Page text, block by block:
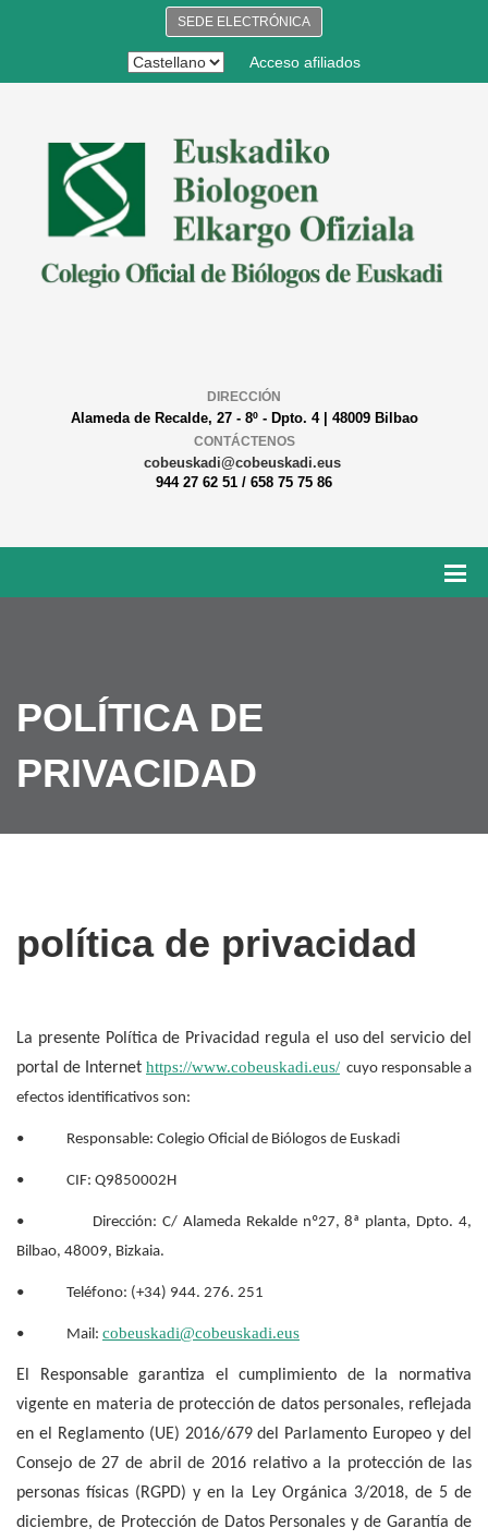
SEDE ELECTRÓNICA
Acceso afiliados
DIRECCIÓN
Alameda de Recalde, 27 - 8º - Dpto. 4 | 48009 Bilbao
CONTÁCTENOS
cobeuskadi@cobeuskadi.eus
944 27 62 51 / 658 75 75 86
POLÍTICA DE
PRIVACIDAD
política de privacidad
La presente Política de Privacidad regula el uso del servicio del
portal de Internet https://www.cobeuskadi.eus/ cuyo responsable a
efectos identificativos son:
• Responsable: Colegio Oficial de Biólogos de Euskadi
• CIF: Q9850002H
• Dirección: C/ Alameda Rekalde nº27, 8ª planta, Dpto. 4,
Bilbao, 48009, Bizkaia.
• Teléfono: (+34) 944. 276. 251
• Mail: cobeuskadi@cobeuskadi.eus
El Responsable garantiza el cumplimiento de la normativa
vigente en materia de protección de datos personales, reflejada
en el Reglamento (UE) 2016/679 del Parlamento Europeo y del
Consejo de 27 de abril de 2016 relativo a la protección de las
personas físicas (RGPD) y en la Ley Orgánica 3/2018, de 5 de
diciembre, de Protección de Datos Personales y de Garantía de